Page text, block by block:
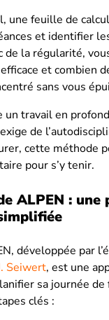
une feuille de
et identifier
de la régularité,
et combien
sans vous
un travail en
de
cette méthode
pour s’y tenir.
ALPEN :
développée par
Seiwert, est une
sa journée de
clés :